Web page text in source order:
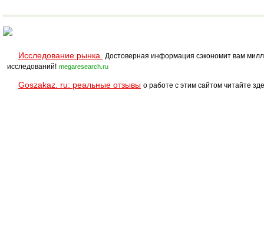
Исследование рынка.
Достоверная информация сэкономит вам
исследований! megaresearch.ru
Goszakaz. ru: реальные отзывы о работе с этим сайтом читайте